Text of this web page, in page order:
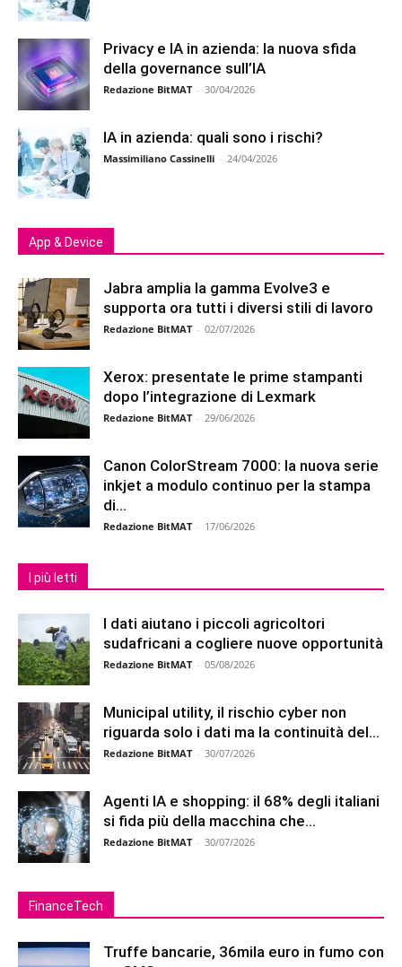
Privacy e IA in azienda: la nuova sfida
della governance sull’IA
Redazione BitMAT - 30/04/2026
IA in azienda: quali sono i rischi?
Massimiliano Cassinelli - 24/04/2026
App & Device
Jabra amplia la gamma Evolve3 e
supporta ora tutti i diversi stili di lavoro
Redazione BitMAT - 02/07/2026
Xerox: presentate le prime stampanti
dopo l’integrazione di Lexmark
Redazione BitMAT - 29/06/2026
Canon ColorStream 7000: la nuova serie
inkjet a modulo continuo per la stampa
di...
Redazione BitMAT - 17/06/2026
I più letti
I dati aiutano i piccoli agricoltori
sudafricani a cogliere nuove opportunità
Redazione BitMAT - 05/08/2026
Municipal utility, il rischio cyber non
riguarda solo i dati ma la continuità del...
Redazione BitMAT - 30/07/2026
Agenti IA e shopping: il 68% degli italiani
si fida più della macchina che...
Redazione BitMAT - 30/07/2026
FinanceTech
Truffe bancarie, 36mila euro in fumo con